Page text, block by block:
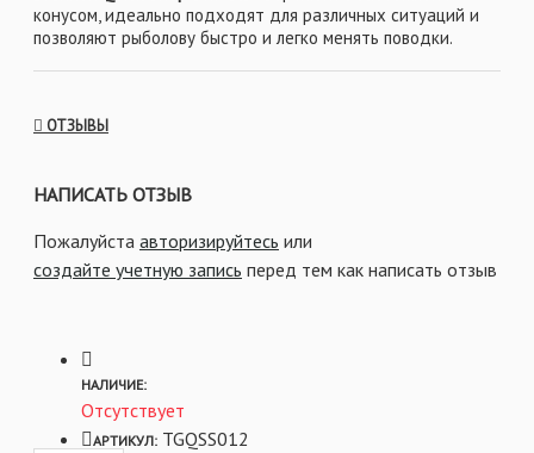
конусом, идеально подходят для различных ситуаций и
позволяют рыболову быстро и легко менять поводки.
Характеристики:
- Предотвращают перекручивание лески.
- Большие размеры идеально подходят для работы с
кормушками, в то время как меньшие размеры идеально
подходят для матчевых и штекерных оснасток.
- Количество в упаковке: 6 шт.
ОТЗЫВЫ
НАПИСАТЬ ОТЗЫВ
Пожалуйста авторизируйтесь или
создайте учетную запись перед тем как написать отзыв
НАЛИЧИЕ:
Отсутствует
АРТИКУЛ: TGQSS012